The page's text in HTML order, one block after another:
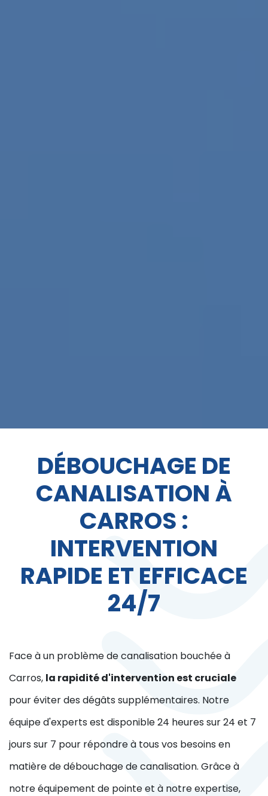
DÉBOUCHAGE DE
CANALISATION À
CARROS :
INTERVENTION
RAPIDE ET EFFICACE
24/7
Face à un problème de canalisation bouchée à
Carros, la rapidité d'intervention est cruciale
pour éviter des dégâts supplémentaires. Notre
équipe d'experts est disponible 24 heures sur 24 et 7
jours sur 7 pour répondre à tous vos besoins en
matière de débouchage de canalisation. Grâce à
notre équipement de pointe et à notre expertise,